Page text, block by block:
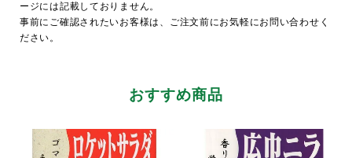
ージには記載しておりません。
事前にご確認されたいお客様は、ご注文前にお気軽にお問い合わせく
ださい。
おすすめ商品